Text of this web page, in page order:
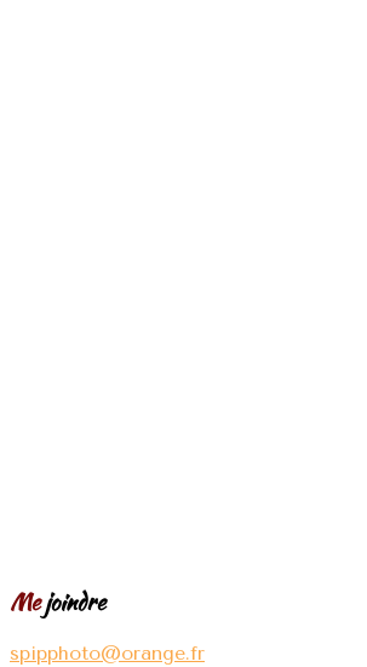
Mejoindre
spipphoto@orange.fr